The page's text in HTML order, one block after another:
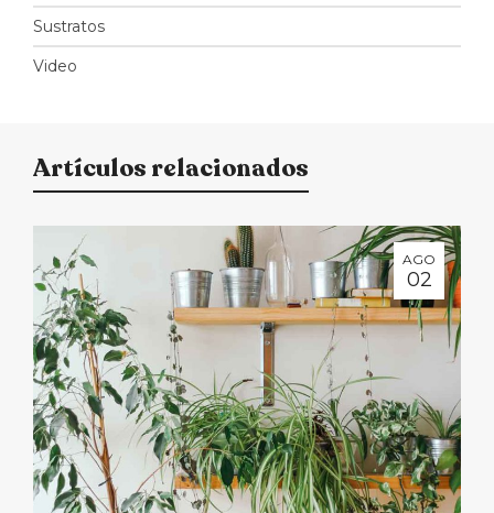
Sustratos
Video
Artículos relacionados
AGO
02